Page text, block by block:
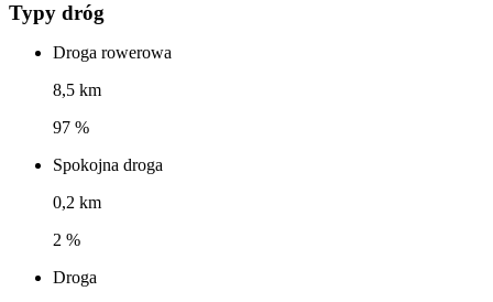
Typy dróg
Droga rowerowa
8,5 km
97 %
Spokojna droga
0,2 km
2 %
Droga